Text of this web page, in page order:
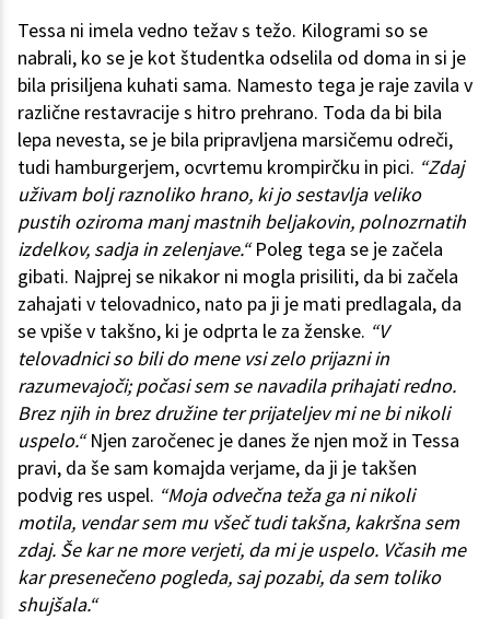
Tessa ni imela vedno težav s težo. Kilogrami so se
nabrali, ko se je kot študentka odselila od doma in si je
bila prisiljena kuhati sama. Namesto tega je raje zavila v
različne restavracije s hitro prehrano. Toda da bi bila
lepa nevesta, se je bila pripravljena marsičemu odreči,
tudi hamburgerjem, ocvrtemu krompirčku in pici. “Zdaj
uživam bolj raznoliko hrano, ki jo sestavlja veliko
pustih oziroma manj mastnih beljakovin, polnozrnatih
izdelkov, sadja in zelenjave.“Poleg tega se je začela
gibati. Najprej se nikakor ni mogla prisiliti, da bi začela
zahajati v telovadnico, nato pa ji je mati predlagala, da
se vpiše v takšno, ki je odprta le za ženske. “V
telovadnici so bili do mene vsi zelo prijazni in
razumevajoči; počasi sem se navadila prihajati redno.
Brez njih in brez družine ter prijateljev mi ne bi nikoli
uspelo.“Njen zaročenec je danes že njen mož in Tessa
pravi, da še sam komajda verjame, da ji je takšen
podvig res uspel. “Moja odvečna teža ga ni nikoli
motila, vendar sem mu všeč tudi takšna, kakršna sem
zdaj. Še kar ne more verjeti, da mi je uspelo. Včasih me
kar presenečeno pogleda, saj pozabi, da sem toliko
shujšala.“